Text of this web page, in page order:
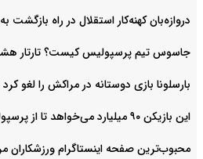
دروازه‌بان کهنه‌کار استقلال در راه
جاسوس تیم پرسپولیس کیست؟ تارتار
بارسلونا بازی دوستانه در مراکش را لغو
این بازیکن ۹۰ میلیارد می‌خواهد تا از پرسپولیس برود
محبوب‌ترین صفحه اینستاگرام